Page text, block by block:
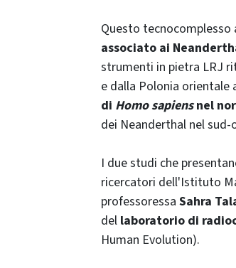
Questo
associato ai
strumenti in pietra LRJ
e dalla Polonia orientale
di Homo sapiensnel
dei Neanderthal nel
I due studi che
ricercatori dell'Istituto
professoressa Sahra
del laboratorio di
Human Evolution).